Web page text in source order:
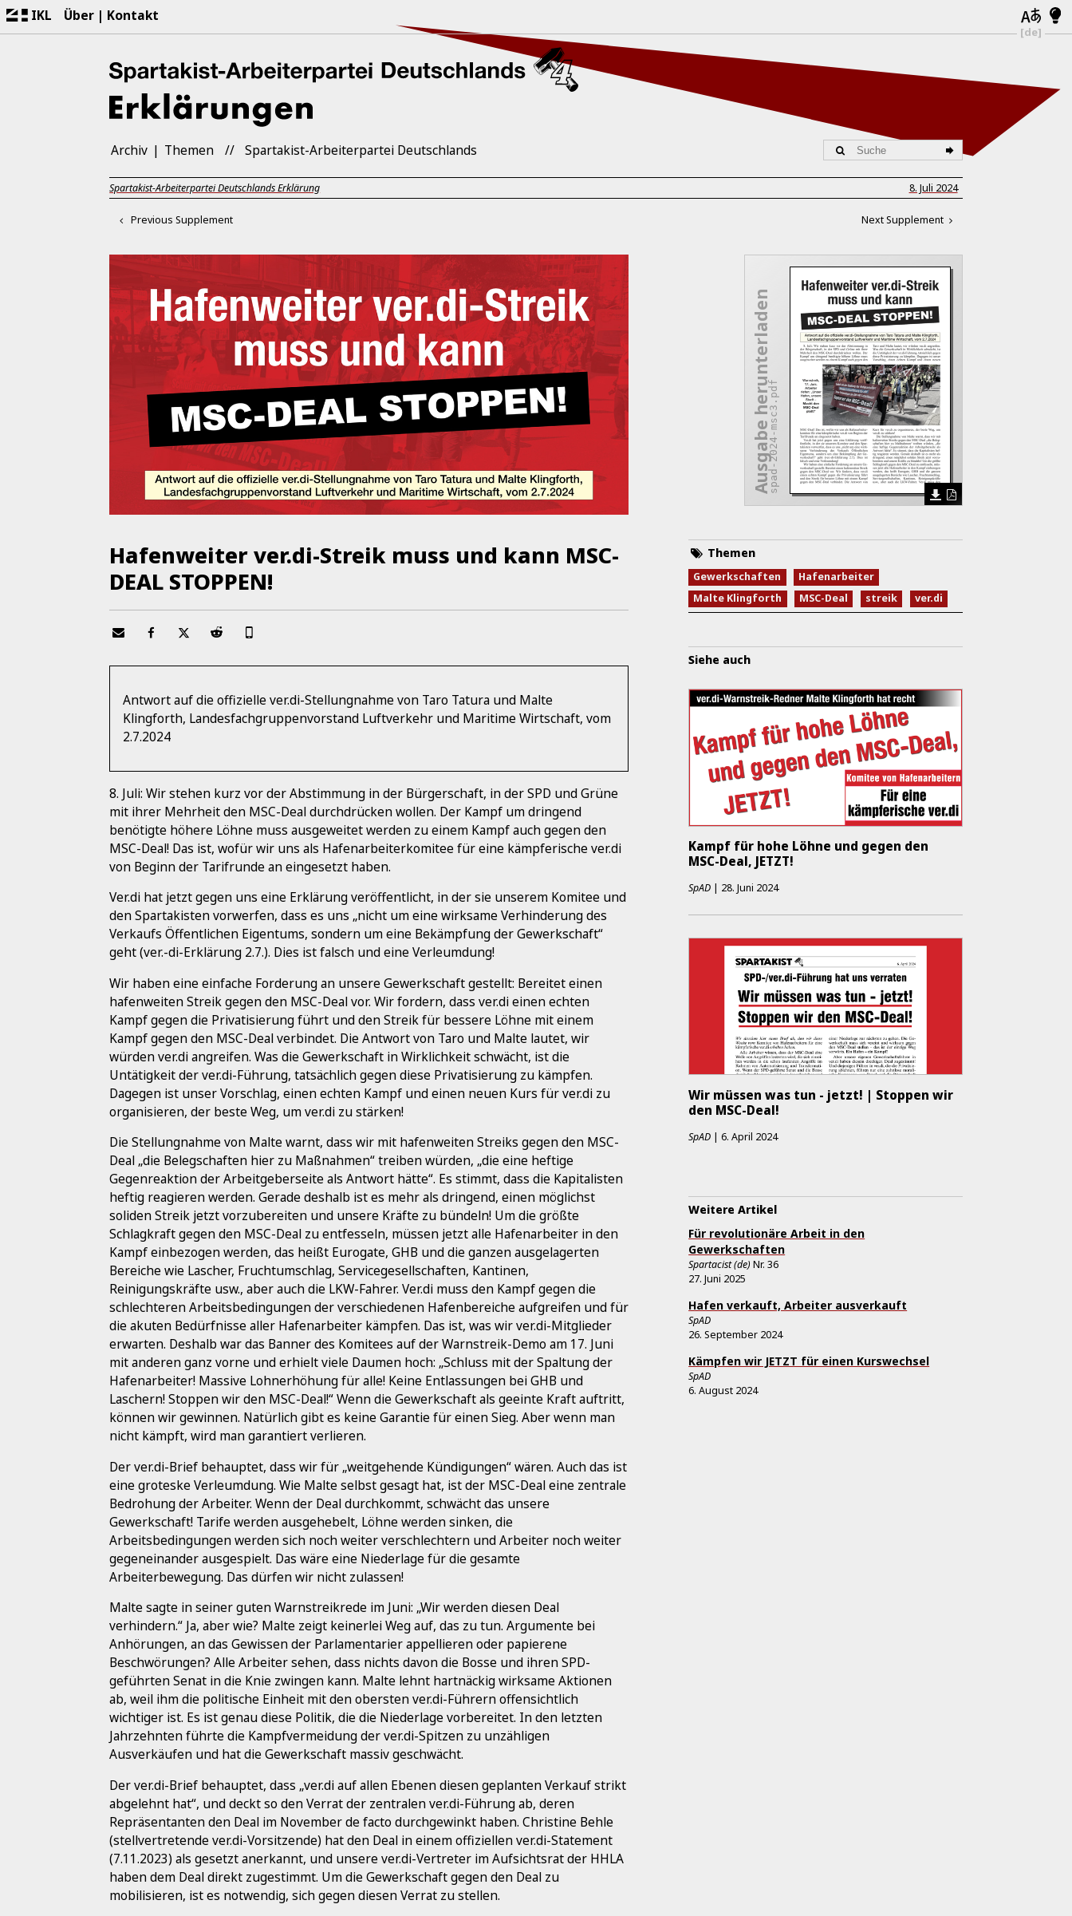
IKL Über Kontakt
[de]
Archiv Themen Spartakist-Arbeiterpartei Deutschlands
Spartakist-Arbeiterpartei Deutschlands Erklärung 8. Juli 2024
Previous Supplement Next Supplement
Hafenweiter ver.di-Streik muss und kann MSC-
DEAL STOPPEN!
Antwort auf die offizielle ver.di-Stellungnahme von Taro Tatura und Malte
Klingforth, Landesfachgruppenvorstand Luftverkehr und Maritime Wirtschaft, vom
2.7.2024
8. Juli: Wir stehen kurz vor der Abstimmung in der Bürgerschaft, in der SPD und Grüne
mit ihrer Mehrheit den MSC-Deal durchdrücken wollen. Der Kampf um dringend
benötigte höhere Löhne muss ausgeweitet werden zu einem Kampf auch gegen den
MSC-Deal! Das ist, wofür wir uns als Hafenarbeiterkomitee für eine kämpferische ver.di
von Beginn der Tarifrunde an eingesetzt haben.
Ver.di hat jetzt gegen uns eine Erklärung veröffentlicht, in der sie unserem Komitee und
den Spartakisten vorwerfen, dass es uns „nicht um eine wirksame Verhinderung des
Verkaufs Öffentlichen Eigentums, sondern um eine Bekämpfung der Gewerkschaft“
geht (ver.-di-Erklärung 2.7.). Dies ist falsch und eine Verleumdung!
Wir haben eine einfache Forderung an unsere Gewerkschaft gestellt: Bereitet einen
hafenweiten Streik gegen den MSC-Deal vor. Wir fordern, dass ver.di einen echten
Kampf gegen die Privatisierung führt und den Streik für bessere Löhne mit einem
Kampf gegen den MSC-Deal verbindet. Die Antwort von Taro und Malte lautet, wir
würden ver.di angreifen. Was die Gewerkschaft in Wirklichkeit schwächt, ist die
Untätigkeit der ver.di-Führung, tatsächlich gegen diese Privatisierung zu kämpfen.
Dagegen ist unser Vorschlag, einen echten Kampf und einen neuen Kurs für ver.di zu
organisieren, der beste Weg, um ver.di zu stärken!
Die Stellungnahme von Malte warnt, dass wir mit hafenweiten Streiks gegen den MSC-
Deal „die Belegschaften hier zu Maßnahmen“ treiben würden, „die eine heftige
Gegenreaktion der Arbeitgeberseite als Antwort hätte“. Es stimmt, dass die Kapitalisten
heftig reagieren werden. Gerade deshalb ist es mehr als dringend, einen möglichst
soliden Streik jetzt vorzubereiten und unsere Kräfte zu bündeln! Um die größte
Schlagkraft gegen den MSC-Deal zu entfesseln, müssen jetzt alle Hafenarbeiter in den
Kampf einbezogen werden, das heißt Eurogate, GHB und die ganzen ausgelagerten
Bereiche wie Lascher, Fruchtumschlag, Servicegesellschaften, Kantinen,
Reinigungskräfte usw., aber auch die LKW-Fahrer. Ver.di muss den Kampf gegen die
schlechteren Arbeitsbedingungen der verschiedenen Hafenbereiche aufgreifen und für
die akuten Bedürfnisse aller Hafenarbeiter kämpfen. Das ist, was wir ver.di-Mitglieder
erwarten. Deshalb war das Banner des Komitees auf der Warnstreik-Demo am 17. Juni
mit anderen ganz vorne und erhielt viele Daumen hoch: „Schluss mit der Spaltung der
Hafenarbeiter! Massive Lohnerhöhung für alle! Keine Entlassungen bei GHB und
Laschern! Stoppen wir den MSC-Deal!“ Wenn die Gewerkschaft als geeinte Kraft auftritt,
können wir gewinnen. Natürlich gibt es keine Garantie für einen Sieg. Aber wenn man
nicht kämpft, wird man garantiert verlieren.
Der ver.di-Brief behauptet, dass wir für „weitgehende Kündigungen“ wären. Auch das ist
eine groteske Verleumdung. Wie Malte selbst gesagt hat, ist der MSC-Deal eine zentrale
Bedrohung der Arbeiter. Wenn der Deal durchkommt, schwächt das unsere
Gewerkschaft! Tarife werden ausgehebelt, Löhne werden sinken, die
Arbeitsbedingungen werden sich noch weiter verschlechtern und Arbeiter noch weiter
gegeneinander ausgespielt. Das wäre eine Niederlage für die gesamte
Arbeiterbewegung. Das dürfen wir nicht zulassen!
Malte sagte in seiner guten Warnstreikrede im Juni: „Wir werden diesen Deal
verhindern.“ Ja, aber wie? Malte zeigt keinerlei Weg auf, das zu tun. Argumente bei
Anhörungen, an das Gewissen der Parlamentarier appellieren oder papierene
Beschwörungen? Alle Arbeiter sehen, dass nichts davon die Bosse und ihren SPD-
geführten Senat in die Knie zwingen kann. Malte lehnt hartnäckig wirksame Aktionen
ab, weil ihm die politische Einheit mit den obersten ver.di-Führern offensichtlich
wichtiger ist. Es ist genau diese Politik, die die Niederlage vorbereitet. In den letzten
Jahrzehnten führte die Kampfvermeidung der ver.di-Spitzen zu unzähligen
Ausverkäufen und hat die Gewerkschaft massiv geschwächt.
Der ver.di-Brief behauptet, dass „ver.di auf allen Ebenen diesen geplanten Verkauf strikt
abgelehnt hat“, und deckt so den Verrat der zentralen ver.di-Führung ab, deren
Repräsentanten den Deal im November de facto durchgewinkt haben. Christine Behle
(stellvertretende ver.di-Vorsitzende) hat den Deal in einem offiziellen ver.di-Statement
(7.11.2023) als gesetzt anerkannt, und unsere ver.di-Vertreter im Aufsichtsrat der HHLA
haben dem Deal direkt zugestimmt. Um die Gewerkschaft gegen den Deal zu
mobilisieren, ist es notwendig, sich gegen diesen Verrat zu stellen.
Ausgabe herunterladenspad-2024-msc3.pdf
Themen
Gewerkschaften
Hafenarbeiter
Malte Klingforth
MSC-Deal streik ver.di
Siehe auch
Kampf für hohe Löhne und gegen den
MSC-Deal, JETZT!
SpAD 28. Juni 2024
Wir müssen was tun - jetzt! | Stoppen wir
den MSC-Deal!
SpAD | 6. April 2024
Weitere Artikel
Für revolutionäre Arbeit in den
Gewerkschaften
Spartacist (de) Nr.36
27. Juni 2025
Hafen verkauft, Arbeiter ausverkauft
SpAD
26. September 2024
Kämpfen wir JETZT für einen Kurswechsel
SpAD
6. August 2024